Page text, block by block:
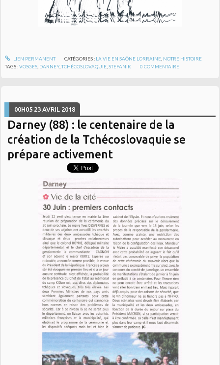
LIEN PERMANENT CATÉGORIES : LA VIE EN SAÔNE LORRAINE, NOTRE HISTOIRE
TAGS :VOSGES DARNEY,TCHÉCOSLOVAQUIE ,STEFANIK 0 COMMENTAIRE
00H05 23 AVRIL 2018
Darney (88) : le centenaire de la
création de la Tchécoslovaquie se
prépare activement